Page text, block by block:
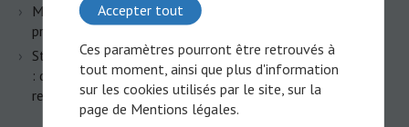
Myélome multiple : les bispécifiques s’imposent dès la
première rechute
Statut MSI/MMR dans le cancer colorectal métastatique
: quand le diagnostic ne tranche pas, l’immunothérapie
reste-t-elle accessible
Accepter tout
Ces paramètres pourront être retrouvés à
tout moment, ainsi que plus d'information
sur les cookies utilisés par le site, sur la
page de Mentions légales.